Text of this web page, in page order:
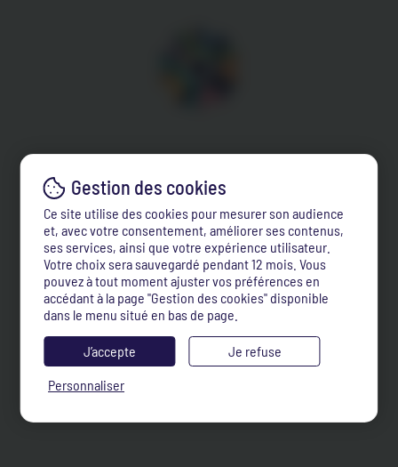
Ce site utilise des cookies pour mesurer son audience
et, avec votre consentement, améliorer ses contenus,
ses services, ainsi que votre expérience utilisateur.
Votre choix sera sauvegardé pendant 12 mois. Vous
pouvez à tout moment ajuster vos préférences en
accédant à la page "Gestion des cookies" disponible
dans le menu situé en bas de page.
J’accepte
Je refuse
Personnaliser